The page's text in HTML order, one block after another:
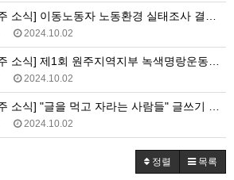
] 이동노동자 노동환경 실태조사 결과발표 기자회견
2024.10.02
] 제1회 원주지역지부 녹색명랑운동회 개최 알림!
2024.10.02
] "글을 먹고 자라는 사람들" 글쓰기 소모임 인원 모집
2024.10.02
정렬 목록